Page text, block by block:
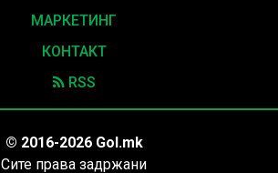
МАРКЕТИНГ
КОНТАКТ
RSS
© 2016-2026 Gol.mk
Сите права задржани